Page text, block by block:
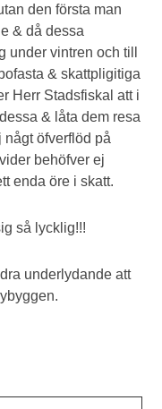
den första man
& då dessa
vintren och till
& skattpligitiga
Herr Stadsfiskal att i
& låta dem resa
öfverflöd på
behöfver ej
enda öre i skatt.
så lycklig!!!
underlydande att